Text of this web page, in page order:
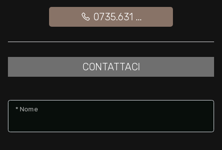
0735.631 ...
CONTATTACI
* Nome